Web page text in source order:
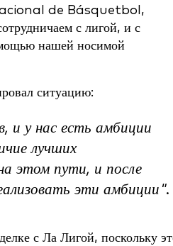
Nacional de Básquetbol,
с лигой, и с
нашей носимой
ситуацию:
и у нас есть амбиции
лучших
этом пути, и после
эти амбиции".
с Ла Лигой, поскольку